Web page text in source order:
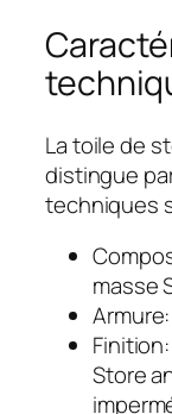
La toile de
distingue
techniques
masse
Store